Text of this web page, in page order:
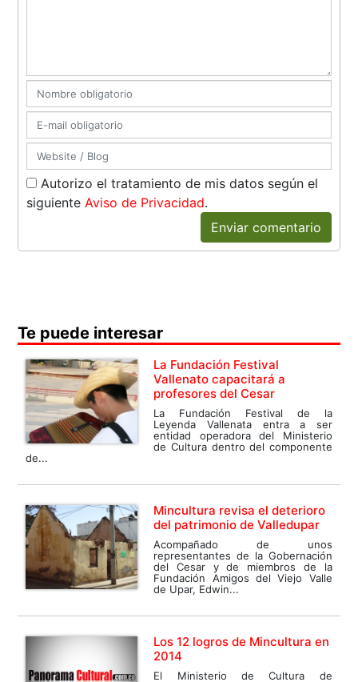
Autorizo el tratamiento de mis datos según el
siguienteAviso de Privacidad.
Enviar comentario
Te puede interesar
La Fundación Festival
Vallenato capacitará a
profesores del Cesar
La Fundación Festival de la
Leyenda Vallenata entra a ser
entidad operadora del Ministerio
de Cultura dentro del componente
de...
Mincultura revisa el deterioro
del patrimonio de Valledupar
Acompañado de unos
representantes de la Gobernación
del Cesar y de miembros de la
Fundación Amigos del Viejo Valle
de Upar, Edwin...
Los 12 logros de Mincultura en
2014
El Ministerio de Cultura de